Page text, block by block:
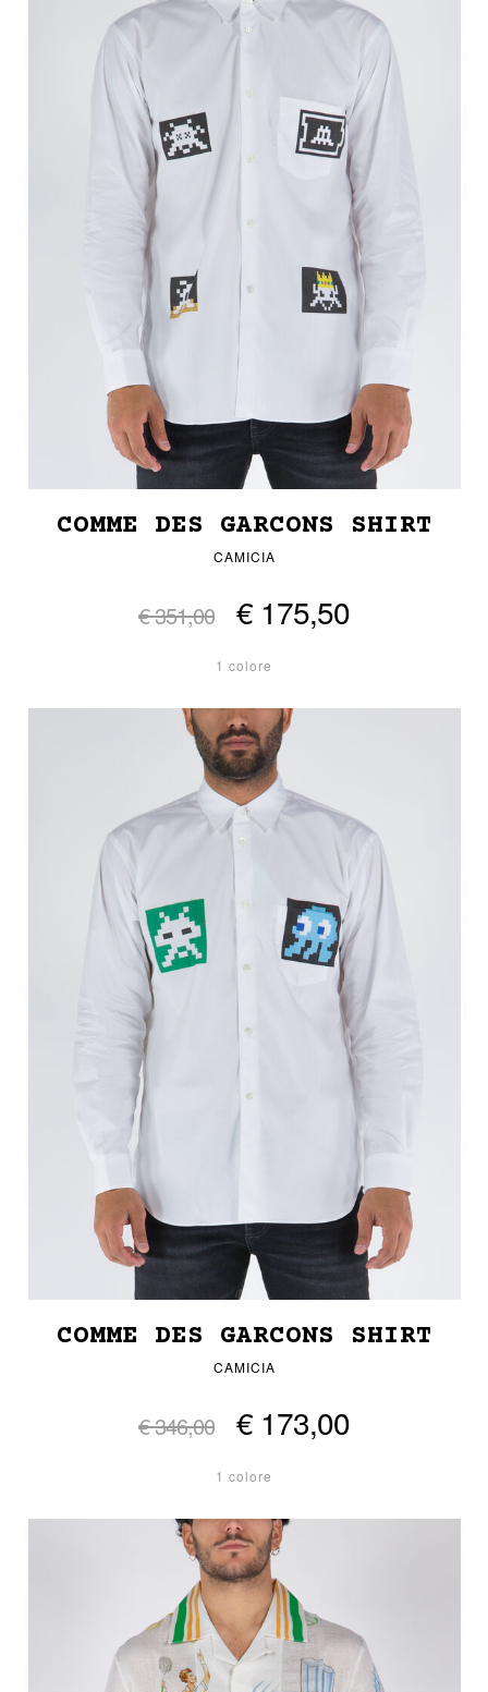
COMME DES GARCONS SHIRT
CAMICIA
€ 351,00 € 175,50
1 colore
COMME DES GARCONS SHIRT
CAMICIA
€ 346,00 € 173,00
1 colore